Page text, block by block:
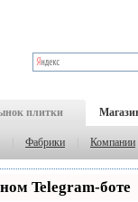
плитки
Фабрики Компании
Telegram-боте